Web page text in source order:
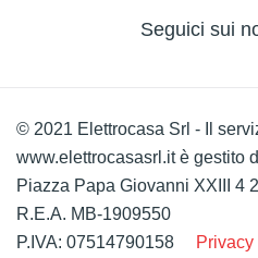
Seguici sui
© 2021 Elettrocasa Srl - Il
www.elettrocasasrl.it è gestito
Piazza Papa Giovanni XXIII 4
R.E.A. MB-1909550
P.IVA: 07514790158
Privacy